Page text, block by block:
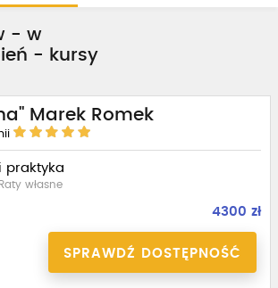
- w
- kursy
Marek Romek
praktyka
własne
4300 zł
SPRAWDŹ DOSTĘPNOŚĆ